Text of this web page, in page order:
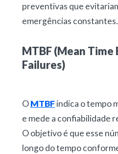
preventivas que
emergências constantes.
MTBF (Mean
Failures)
OMTBFindica otempo
e mede a confiabilidade
O objetivo é que esse
longo do tempo